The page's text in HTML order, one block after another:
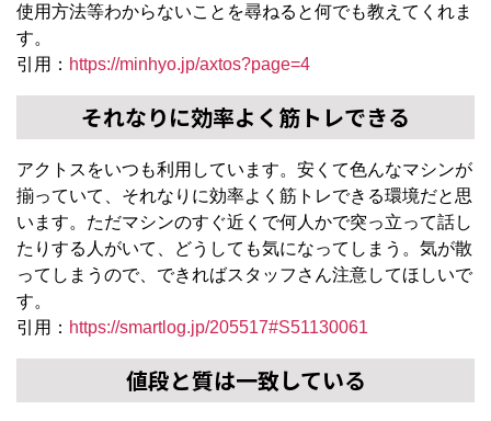
使用方法等わからないことを尋ねると何でも教えてくれま
す。
引用： https://minhyo.jp/axtos?page=4
それなりに効率よく筋トレできる
アクトスをいつも利用しています。安くて色んなマシンが
揃っていて、それなりに効率よく筋トレできる環境だと思
います。ただマシンのすぐ近くで何人かで突っ立って話し
たりする人がいて、どうしても気になってしまう。気が散
ってしまうので、できればスタッフさん注意してほしいで
す。
引用： https://smartlog.jp/205517#S51130061
値段と質は一致している